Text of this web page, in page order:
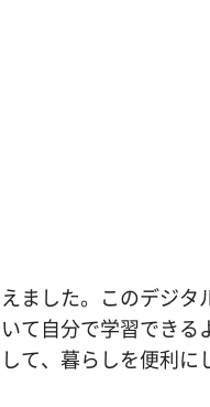
ました。このデジタ
て自分で学習できる
て、暮らしを便利に